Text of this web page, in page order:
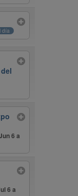
día
6 a
6 a